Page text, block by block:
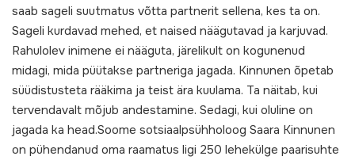
saab sageli suutmatus võtta partnerit sellena, kes ta on.
Sageli kurdavad mehed, et naised näägutavad ja karjuvad.
Rahulolev inimene ei nääguta, järelikult on kogunenud
midagi, mida püütakse partneriga jagada. Kinnunen õpetab
süüdistusteta rääkima ja teist ära kuulama. Ta näitab, kui
tervendavalt mõjub andestamine. Sedagi, kui oluline on
jagada ka head.Soome sotsiaalpsühholoog Saara Kinnunen
on pühendanud oma raamatus ligi 250 lehekülge paarisuhte